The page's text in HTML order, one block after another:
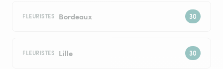
FLEURISTES Bordeaux
FLEURISTES Lille